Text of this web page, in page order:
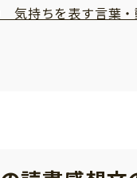
持ちを表す言葉